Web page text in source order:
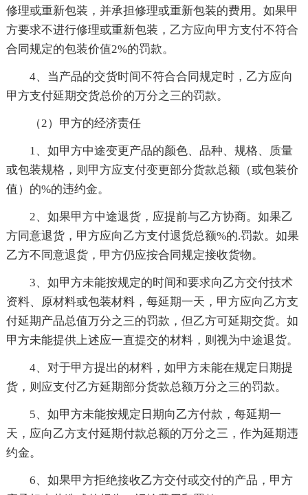
修理或重新包装，并承担修理或重新包装的费用。如果甲
方要求不进行修理或重新包装，乙方应向甲方支付不符合
合同规定的包装价值2%的罚款。
4、当产品的交货时间不符合合同规定时，乙方应向
甲方支付延期交货总价的万分之三的罚款。
（2）甲方的经济责任
1、如甲方中途变更产品的颜色、品种、规格、质量
或包装规格，则甲方应支付变更部分货款总额（或包装价
值）的%的违约金。
2、如果甲方中途退货，应提前与乙方协商。如果乙
方同意退货，甲方应向乙方支付退货总额%的.罚款。如果
乙方不同意退货，甲方仍应按合同规定接收货物。
3、如甲方未能按规定的时间和要求向乙方交付技术
资料、原材料或包装材料，每延期一天，甲方应向乙方支
付延期产品总值万分之三的罚款，但乙方可延期交货。如
甲方未能提供上述应一直提交的材料，则视为中途退货。
4、对于甲方提出的材料，如甲方未能在规定日期提
货，则应支付乙方延期部分货款总额万分之三的罚款。
5、如甲方未能按规定日期向乙方付款，每延期一
天，应向乙方支付延期付款总额的万分之三，作为延期违
约金。
6、如果甲方拒绝接收乙方交付或交付的产品，甲方